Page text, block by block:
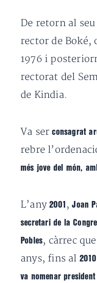
De retorn al
rector de Boké,
1976 i
rectorat del
de Kindia.
Va serconsagrat
rebre
més jove del món,
L’any2001 ,Joan
secretari de la
Pobles, càrrec
anys, fins al 2010
va nomenar